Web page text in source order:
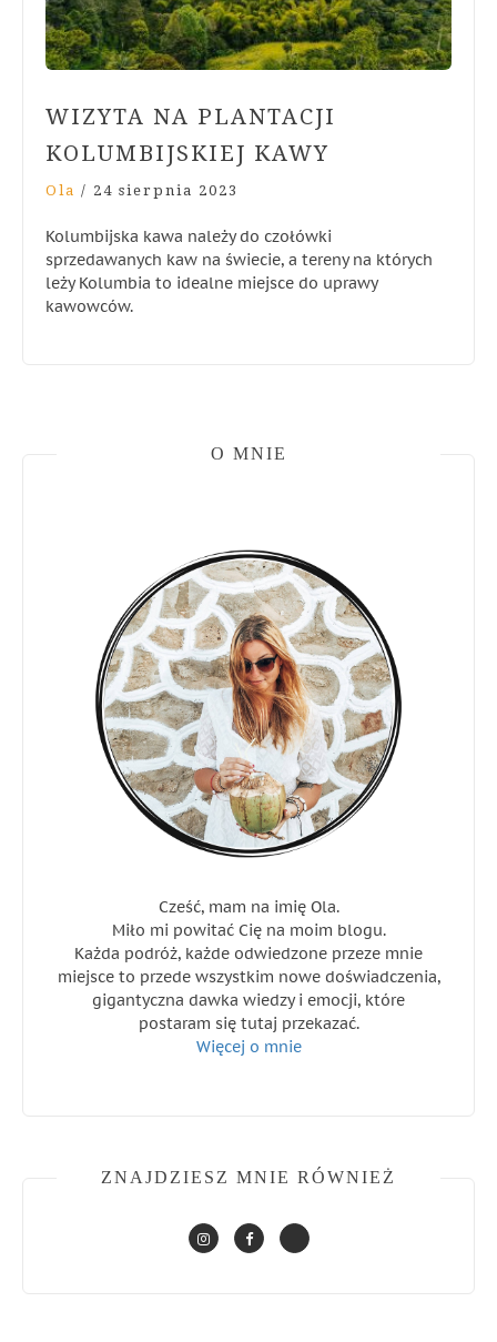
WIZYTA NA PLANTACJI
KOLUMBIJSKIEJ KAWY
Ola / 24 sierpnia 2023
Kolumbijska kawa należy do czołówki
sprzedawanych kaw na świecie, a tereny na których
leży Kolumbia to idealne miejsce do uprawy
kawowców.
O MNIE
Cześć, mam na imię Ola.
Miło mi powitać Cię na moim blogu.
Każda podróż, każde odwiedzone przeze mnie
miejsce to przede wszystkim nowe doświadczenia,
gigantyczna dawka wiedzy i emocji, które
postaram się tutaj przekazać.
Więcej o mnie
ZNAJDZIESZ MNIE RÓWNIEŻ